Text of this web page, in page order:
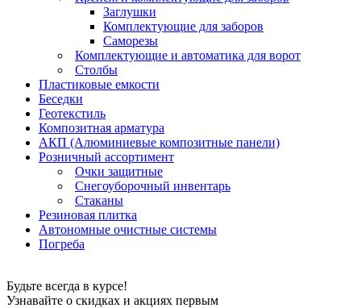
Заглушки
Комплектующие для заборов
Саморезы
Комплектующие и автоматика для ворот
Столбы
Пластиковые емкости
Беседки
Геотекстиль
Композитная арматура
АКП (Алюминиевые композитные панели)
Розничный ассортимент
Очки защитные
Снегоуборочный инвентарь
Стаканы
Резиновая плитка
Автономные очистные системы
Погреба
Будьте всегда в курсе!
Узнавайте о скидках и акциях первым